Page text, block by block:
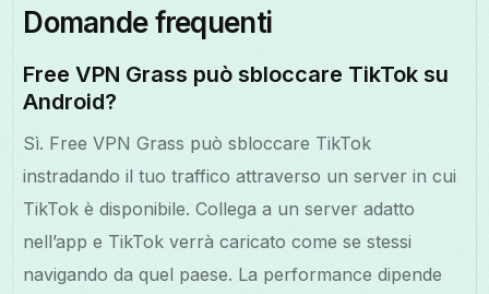
Domande frequenti
Free VPN Grass può sbloccare TikTok su
Android?
Sì. Free VPN Grass può sbloccare TikTok
instradando il tuo traffico attraverso un server in cui
TikTok è disponibile. Collega a un server adatto
nell’app e TikTok verrà caricato come se stessi
navigando da quel paese. La performance dipende